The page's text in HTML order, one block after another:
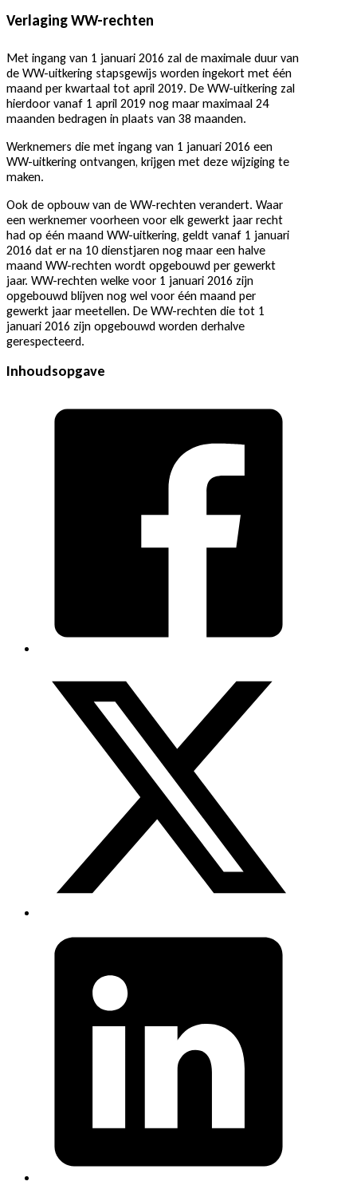
Verlaging WW-rechten
Met ingang van 1 januari 2016 zal de maximale duur van
de WW-uitkering stapsgewijs worden ingekort met één
maand per kwartaal tot april 2019. De WW-uitkering zal
hierdoor vanaf 1 april 2019 nog maar maximaal 24
maanden bedragen in plaats van 38 maanden.
Werknemers die met ingang van 1 januari 2016 een
WW-uitkering ontvangen, krijgen met deze wijziging te
maken.
Ook de opbouw van de WW-rechten verandert. Waar
een werknemer voorheen voor elk gewerkt jaar recht
had op één maand WW-uitkering, geldt vanaf 1 januari
2016 dat er na 10 dienstjaren nog maar een halve
maand WW-rechten wordt opgebouwd per gewerkt
jaar. WW-rechten welke voor 1 januari 2016 zijn
opgebouwd blijven nog wel voor één maand per
gewerkt jaar meetellen. De WW-rechten die tot 1
januari 2016 zijn opgebouwd worden derhalve
gerespecteerd.
Inhoudsopgave